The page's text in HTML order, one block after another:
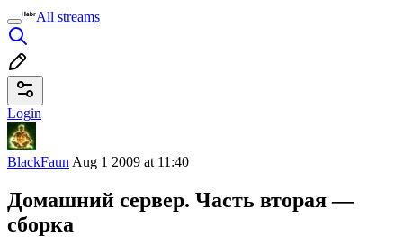
All streams
Login
BlackFaun Aug 1 2009 at 11:40
Домашний сервер. Часть вторая —
сборка